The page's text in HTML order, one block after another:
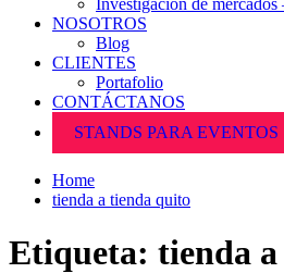
Investigación de mercados
NOSOTROS
Blog
CLIENTES
Portafolio
CONTÁCTANOS
STANDS PARA EVENTOS
Home
tienda a tienda quito
Etiqueta: tienda